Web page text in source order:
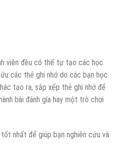
viên đều có thể tự tạo các học
các thẻ ghi nhớ do các bạn học
tạo ra, sắp xếp thẻ ghi nhớ để
bài đánh gía hay một trò chơi
nhất để giúp bạn nghiên cứu và